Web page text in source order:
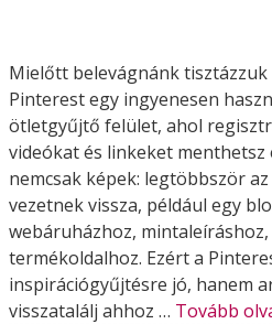
Mielőtt belevágnánk tisztázzuk
Pinterest egy ingyenesen
ötletgyűjtő felület, ahol
videókat és linkeket menthetsz
nemcsak képek: legtöbbször
vezetnek vissza, például egy
webáruházhoz,
termékoldalhoz. Ezért a
inspirációgyűjtésre jó, hanem
visszatalálj ahhoz … Tovább